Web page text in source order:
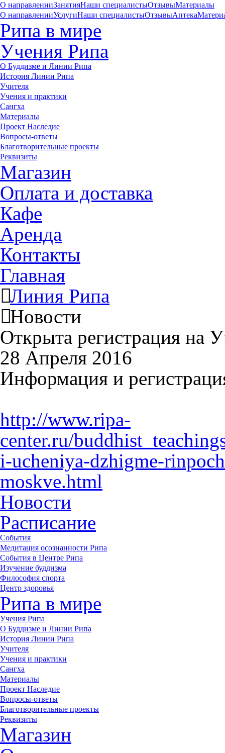
О направленииЗанятияНаши специалистыОтзывыМатериалы
О направленииУслугиНаши специалистыОтзывыАптека
Рипа в мире
Учения Рипа
О Буддизме и Линии Рипа
История Линии Рипа
Учителя
Учения и практики
Сангха
Материалы
Проект Наследие
Вопросы-ответы
Благотворительные проекты
Реквизиты
Магазин
Оплата и доставка
Кафе
Аренда
Контакты
Главная
Линия Рипа
Новости
Открыта регистрация на
28 Апреля 2016
Информация и
http://www.ripa-
center.ru/
i-ucheniya-dzhigme-
moskve.html
Новости
Расписание
События
Медитация осознанности Рипа
События в Центре Рипа
Изучение буддизма
Философия спорта
Центр здоровья
Рипа в мире
Учения Рипа
О Буддизме и Линии Рипа
История Линии Рипа
Учителя
Учения и практики
Сангха
Материалы
Проект Наследие
Вопросы-ответы
Благотворительные проекты
Реквизиты
Магазин